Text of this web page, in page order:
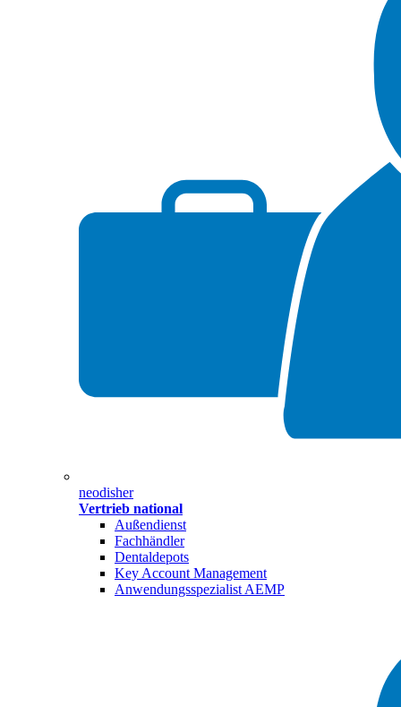
neodisher
Vertrieb national
Außendienst
Fachhändler
Dentaldepots
Key Account Management
Anwendungsspezialist AEMP